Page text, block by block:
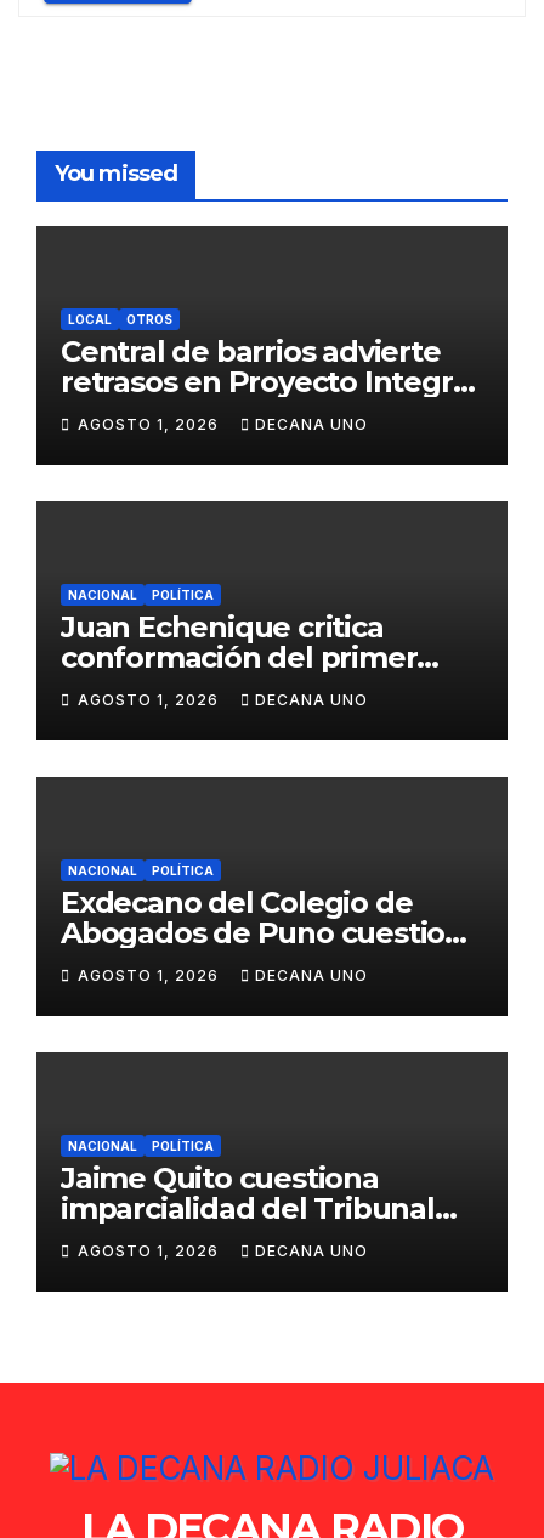
You missed
LOCAL OTROS
Central de barrios advierte
retrasos en Proyecto Integral
de Agua y Alcantarillado para
Juliaca
AGOSTO 1, 2026 DECANA UNO
NACIONAL POLÍTICA
Juan Echenique critica
conformación del primer
gabinete ministerial de Keiko
Fujimori
AGOSTO 1, 2026 DECANA UNO
NACIONAL POLÍTICA
Exdecano del Colegio de
Abogados de Puno cuestiona
propuestas sobre seguridad
ciudadana
AGOSTO 1, 2026 DECANA UNO
NACIONAL POLÍTICA
Jaime Quito cuestiona
imparcialidad del Tribunal
Constitucional tras liberación
de Ollanta Humala
AGOSTO 1, 2026 DECANA UNO